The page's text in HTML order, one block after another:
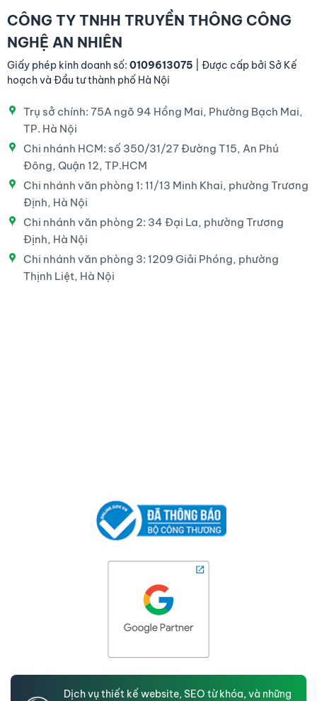
CÔNG TY TNHH TRUYỀN THÔNG CÔNG
NGHỆ AN NHIÊN
Giấy phép kinh doanh số: 0109613075 | Được cấp bởi Sở Kế
hoạch và Đầu tư thành phố Hà Nội
Trụ sở chính: 75A ngõ 94 Hồng Mai, Phường Bạch Mai,
TP. Hà Nội
Chi nhánh HCM: số 350/31/27 Đường T15, An Phú
Đông, Quận 12, TP.HCM
Chi nhánh văn phòng 1: 11/13 Minh Khai, phường Trương
Định, Hà Nội
Chi nhánh văn phòng 2: 34 Đại La, phường Trương
Định, Hà Nội
Chi nhánh văn phòng 3: 1209 Giải Phóng, phường
Thịnh Liệt, Hà Nội
Dịch vụ thiết kế website, SEO từ khóa, và những